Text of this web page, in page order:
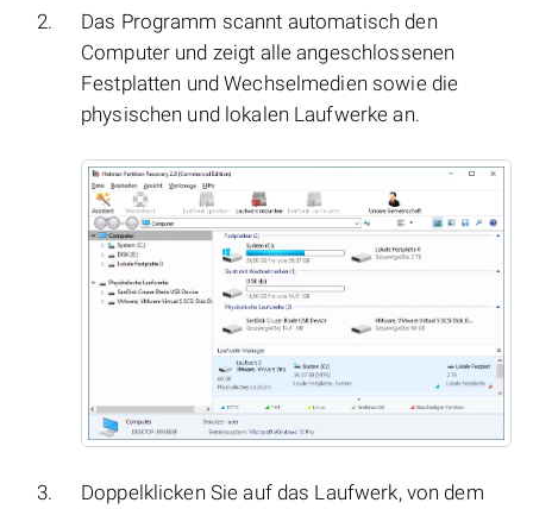
Das Programm scannt automatisch den
Computer und zeigt alle angeschlossenen
Festplatten und Wechselmedien sowie die
physischen und lokalen Laufwerke an.
Doppelklicken Sie auf das Laufwerk, von dem